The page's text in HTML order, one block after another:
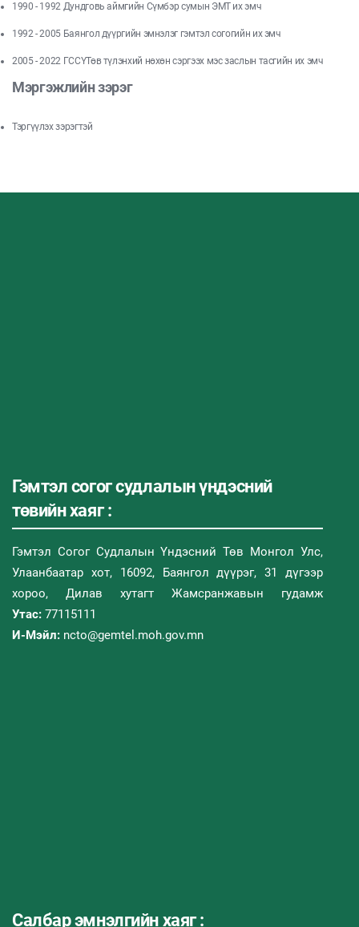
1990 - 1992 Дундговь аймгийн Сүмбэр сумын ЭМТ их эмч
1992 - 2005 Баянгол дүүргийн эмнэлэг гэмтэл согогийн их эмч
2005 - 2022 ГССҮТөв түлэнхий нөхөн сэргээх мэс заслын тасгийн их эмч
Мэргэжлийн зэрэг
Тэргүүлэх зэрэгтэй
Гэмтэл согог судлалын үндэсний
төвийн хаяг :
Гэмтэл Согог Судлалын Үндэсний Төв Монгол Улс,
Улаанбаатар хот, 16092, Баянгол дүүрэг, 31 дүгээр
хороо, Дилав хутагт Жамсранжавын гудамж
Утас: 77115111
И-Мэйл: ncto@gemtel.moh.gov.mn
Салбар эмнэлгийн хаяг :